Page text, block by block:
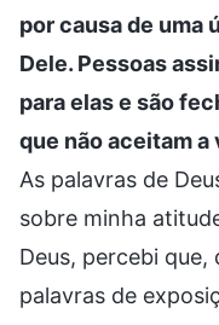
por causa de uma
Dele. Pessoas
para elas e são
que não aceitam a
As palavras de
sobre minha
Deus, percebi que,
palavras de